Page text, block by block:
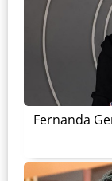
Fernanda